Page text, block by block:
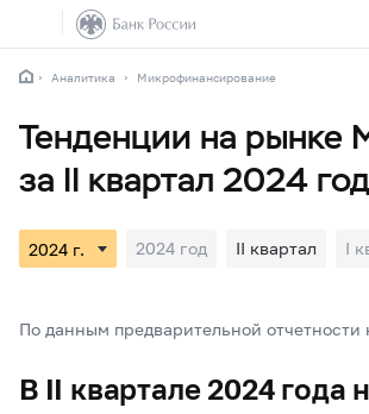
Аналитика Микрофинансирование
Тенденции на
за II квартал 2024
2024 год II квартал I
По данным предварительной отчетности
В II квартале 2024 года